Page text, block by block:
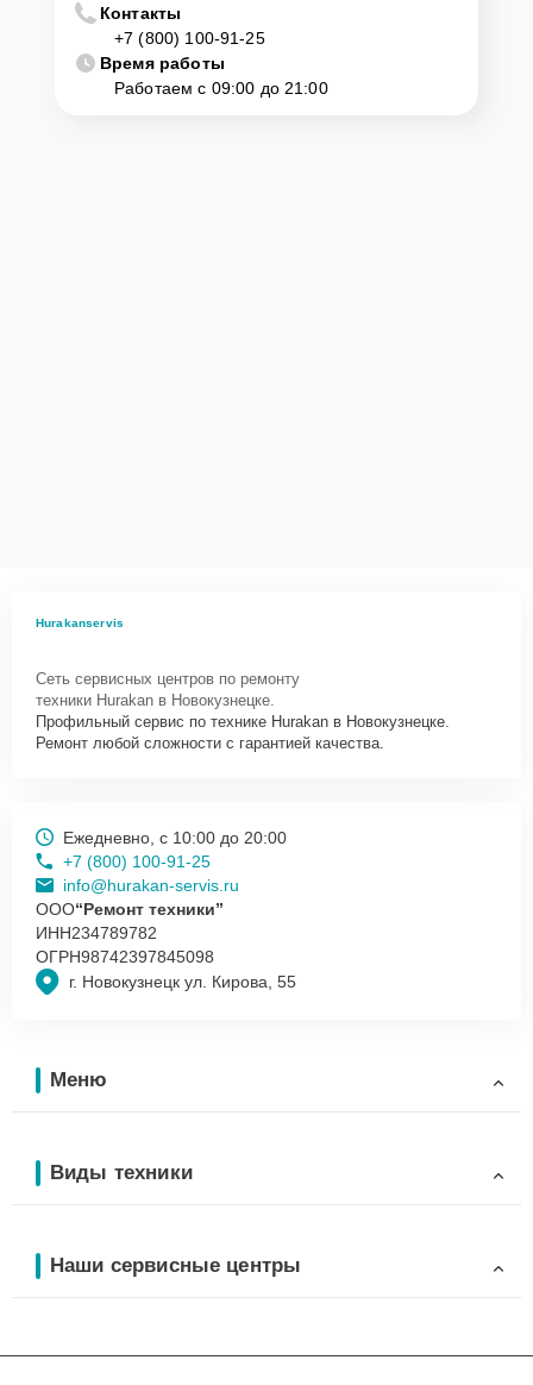
Контакты
+7 (800) 100-91-25
Время работы
Работаем с 09:00 до 21:00
Hurakanservis
Сеть сервисных центров по ремонту
техники Hurakan в Новокузнецке.
Профильный сервис по технике Hurakan в Новокузнецке.
Ремонт любой сложности с гарантией качества.
г. Новокузнецк ул. Кирова, 55
Ежедневно, с 10:00 до 20:00
+7 (800) 100-91-25
info@hurakan-servis.ru
ООО“Ремонт техники”
ИНН234789782
ОГРН98742397845098
Меню
Виды техники
Наши сервисные центры